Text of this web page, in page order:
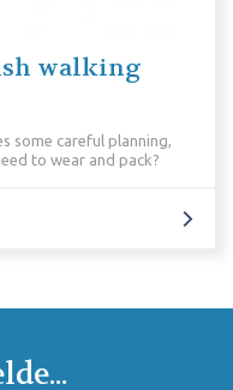
walking
some careful planning,
to wear and pack?